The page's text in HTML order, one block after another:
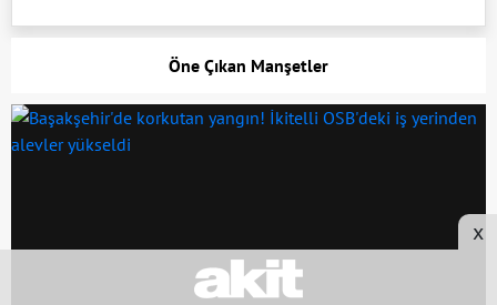
Öne Çıkan Manşetler
x